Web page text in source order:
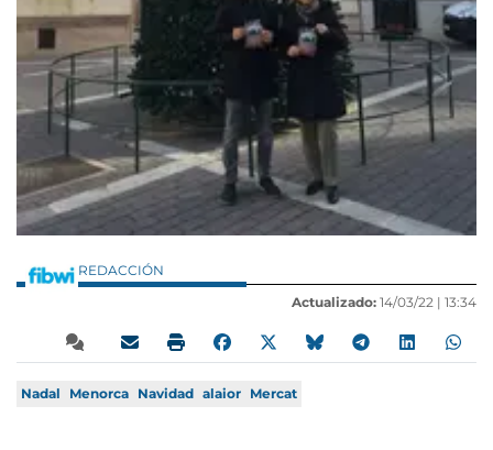
REDACCIÓN
Actualizado: 14/03/22 | 13:34
Nadal Menorca Navidad alaior Mercat